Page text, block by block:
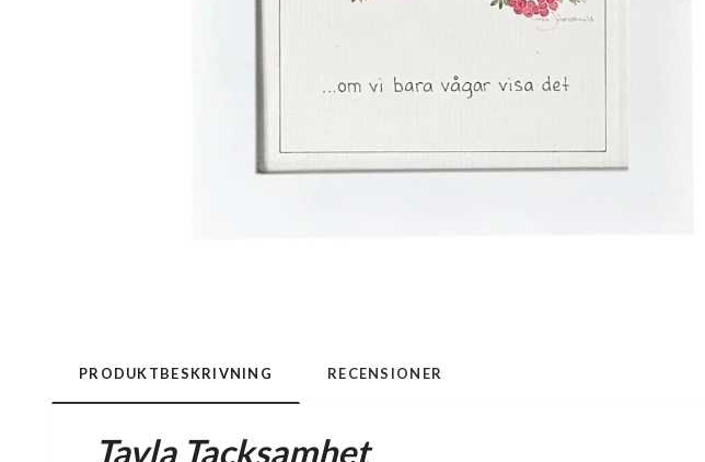
PRODUKTBESKRIVNING RECENSIONER
Tavla Tacksamhet